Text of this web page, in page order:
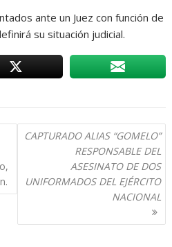
ante un Juez con función de
su situación judicial.
CAPTURADO ALIAS “GOMELO”
RESPONSABLE DEL
ASESINATO DE DOS
UNIFORMADOS DEL EJÉRCITO
NACIONAL